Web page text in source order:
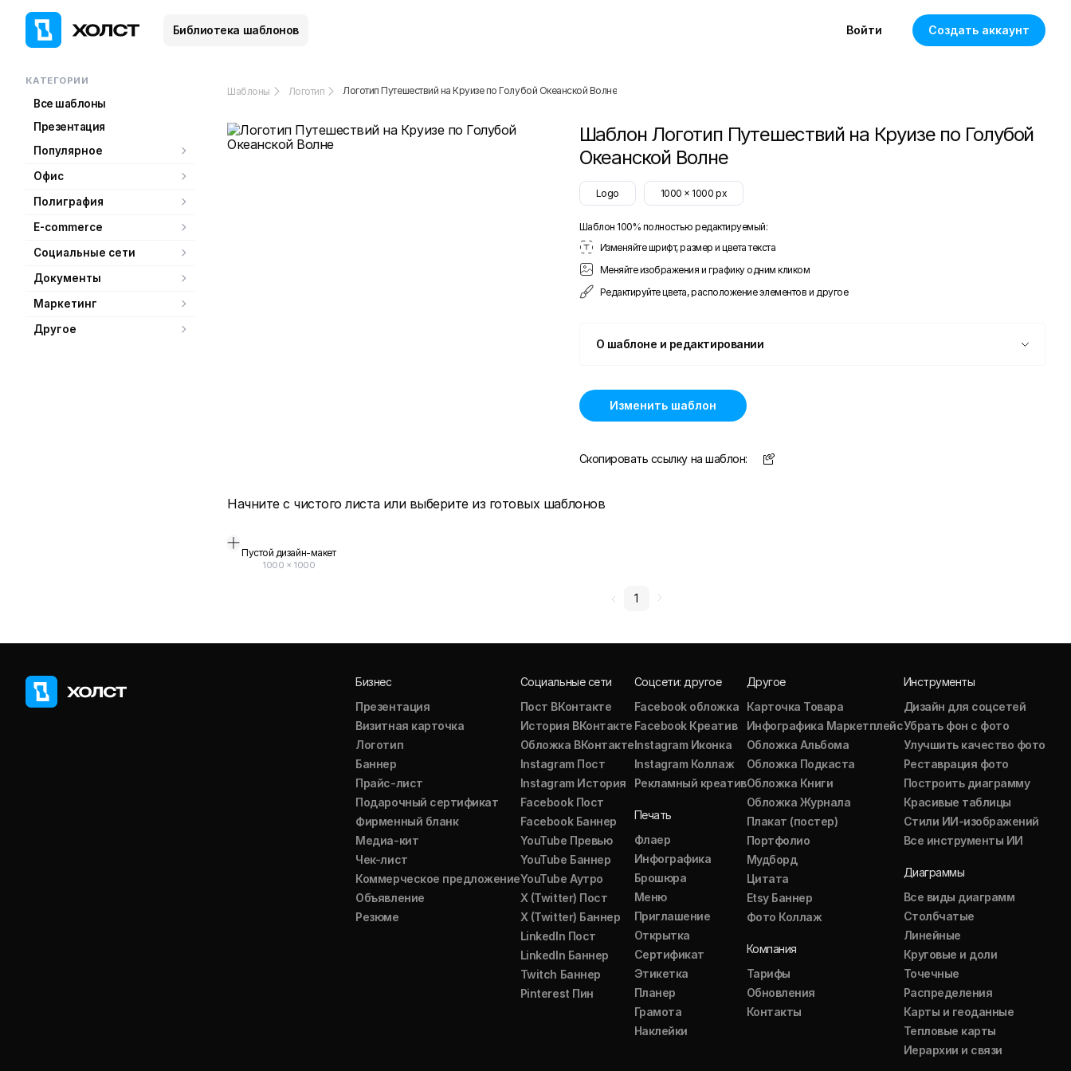
Библиотека шаблонов Войти Создать аккаунт
КАТЕГОРИИ
Все шаблоны
Презентация
Популярное
Офис
Полиграфия
E-commerce
Социальные сети
Документы
Маркетинг
Другое
Шаблоны Логотип Логотип Путешествий на Круизе по Голубой Океанской Волне
Шаблон Логотип Путешествий на Круизе по Голубой
Океанской Волне
Logo 1000 x 1000 px
Шаблон 100% полностью редактируемый:
Изменяйте шрифт, размер и цвета текста
Меняйте изображения и графику одним кликом
Редактируйте цвета, расположение элементов и другое
О шаблоне и редактировании
Изменить шаблон
Скопировать ссылку на шаблон:
Начните с чистого листа или выберите из готовых шаблонов
Пустой дизайн-макет
1000 × 1000
1
Бизнес
Презентация
Визитная карточка
Логотип
Баннер
Прайс-лист
Подарочный сертификат
Фирменный бланк
Медиа-кит
Чек-лист
Коммерческое предложение
Объявление
Резюме
Социальные сети
Пост ВКонтакте
История ВКонтакте
Обложка ВКонтакте
Instagram Пост
Instagram История
Facebook Пост
Facebook Баннер
YouTube Превью
YouTube Баннер
YouTube Аутро
X (Twitter) Пост
X (Twitter) Баннер
LinkedIn Пост
LinkedIn Баннер
Twitch Баннер
Pinterest Пин
Соцсети: другое
Facebook обложка
Facebook Креатив
Instagram Иконка
Instagram Коллаж
Рекламный креатив
Печать
Флаер
Инфографика
Брошюра
Меню
Приглашение
Открытка
Сертификат
Этикетка
Планер
Грамота
Наклейки
Другое
Карточка Товара
Инфографика Маркетплейс
Обложка Альбома
Обложка Подкаста
Обложка Книги
Обложка Журнала
Плакат (постер)
Портфолио
Мудборд
Цитата
Etsy Баннер
Фото Коллаж
Компания
Тарифы
Обновления
Контакты
Инструменты
Дизайн для соцсетей
Убрать фон с фото
Улучшить качество фото
Реставрация фото
Построить диаграмму
Красивые таблицы
Стили ИИ-изображений
Все инструменты ИИ
Диаграммы
Все виды диаграмм
Столбчатые
Линейные
Круговые и доли
Точечные
Распределения
Карты и геоданные
Тепловые карты
Иерархии и связи